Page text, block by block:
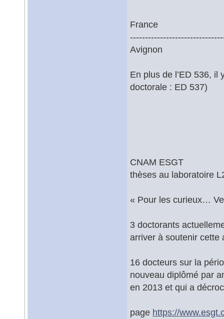
France
Avignon
En plus de l’ED 536,
doctorale : ED 537)
CNAM ESGT
thèses au laboratoire
« Pour les curieux…
3 doctorants
arriver à soutenir cette
16 docteurs sur la
nouveau diplômé par
en 2013 et qui a
page https://